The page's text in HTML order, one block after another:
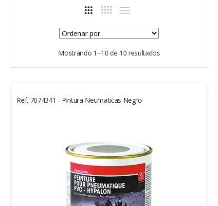
Mostrando 1–10 de 10 resultados
Ref. 7074341 - Pintura Neumaticas Negro